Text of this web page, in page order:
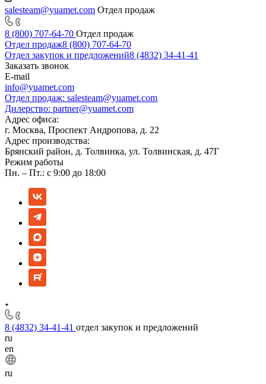
salesteam@yuamet.com Отдел продаж
8 (800) 707-64-70 Отдел продаж
Отдел продаж8 (800) 707-64-70
Отдел закупок и предложений8 (4832) 34-41-41
Заказать звонок
E-mail
info@yuamet.com
Отдел продаж: salesteam@yuamet.com
Дилерство: partner@yuamet.com
Адрес офиса:
г. Москва, Проспект Андропова, д. 22
Адрес производства:
Брянский район, д. Толвинка, ул. Толвинская, д. 47Г
Режим работы
Пн. – Пт.: с 9:00 до 18:00
8 (4832) 34-41-41 отдел закупок и предложений
ru
en
ru